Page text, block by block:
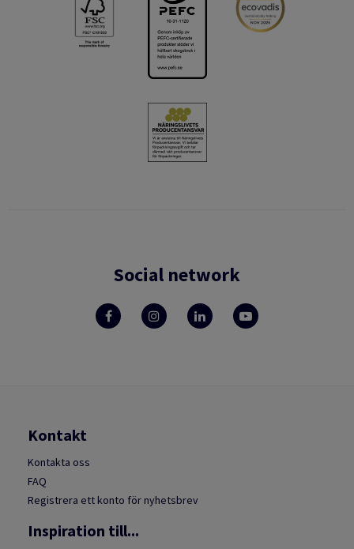
Social network
Kontakt
Kontakta oss
FAQ
Registrera ett konto för nyhetsbrev
Inspiration till...